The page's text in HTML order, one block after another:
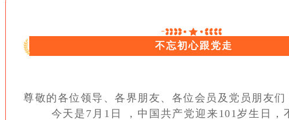
不忘初心跟党走
尊敬的各位领导、各界朋友 、各位会员及党员
今天是7月1日 ，中国共产党迎来101岁生日，